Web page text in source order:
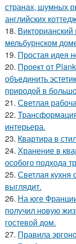
странах, шумных
английских
18.
мельбурнском
19. Простая идея
20. Проект от
объединить
природой в
21. Светлая
22.
интерьера.
23. Квартира в
24. Хранение в
особого подхода
25. Светлая кухня
выглядит.
26. На юге
получил новую
гостевой дом.
27. Правила